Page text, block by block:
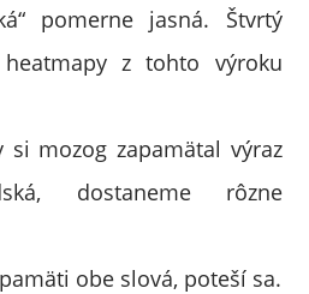
pomerne jasná. Štvrtý
z tohto výroku
mozog zapamätal výraz
dostaneme rôzne
obe slová, poteší sa.